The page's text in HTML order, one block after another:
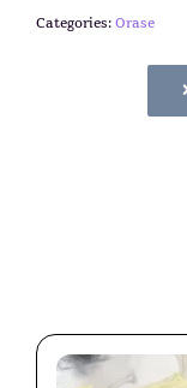
Categories:Orase